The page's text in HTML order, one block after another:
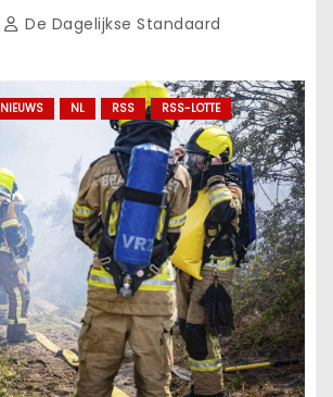
De Dagelijkse Standaard
NIEUWS NL RSS
RSS-LOTTE